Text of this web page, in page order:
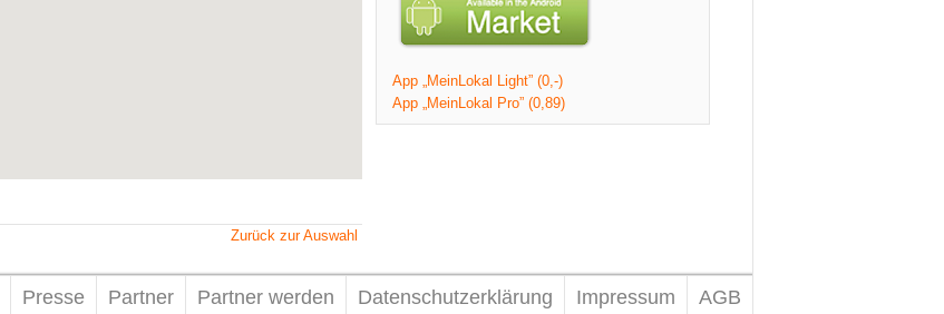
Zurück zur Auswahl
App „MeinLokal Light” (0,-)
App „MeinLokal Pro” (0,89)
Presse Partner Partner werden Datenschutzerklärung Impressum AGB